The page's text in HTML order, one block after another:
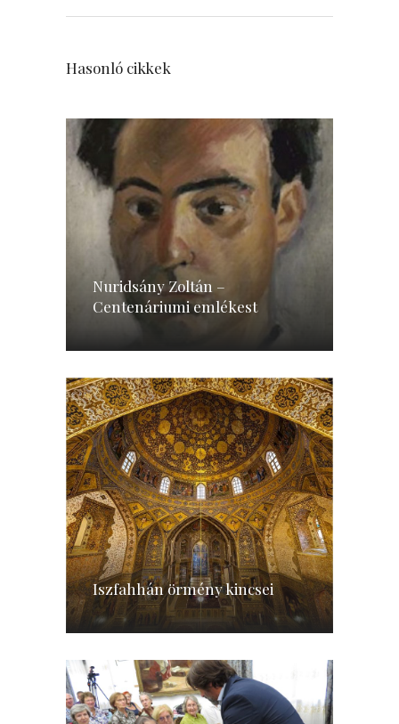
Hasonló cikkek
Nuridsány Zoltán –
Centenáriumi emlékest
Iszfahhán örmény kincsei